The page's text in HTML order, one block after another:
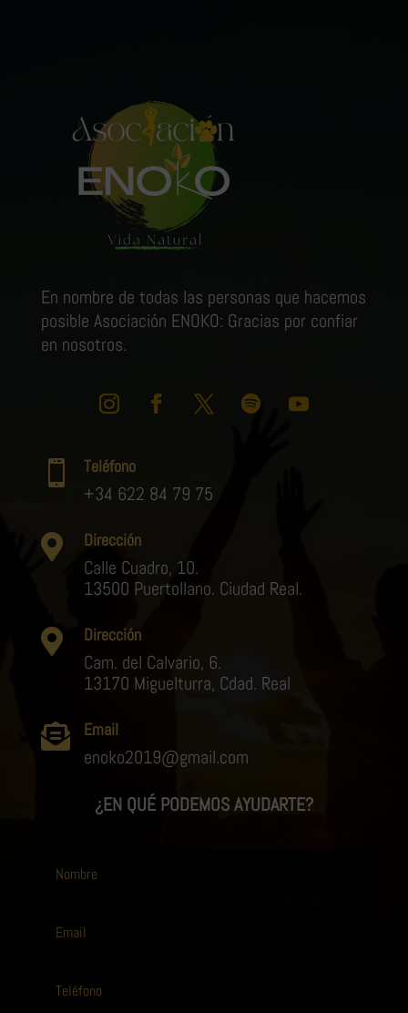
En nombre de todas las personas que hacemos
posible Asociación ENOKO: Gracias por confiar
en nosotros.
 Teléfono
+34 622 84 79 75
 Dirección
Calle Cuadro, 10.
13500 Puertollano. Ciudad Real.
 Dirección
Cam. del Calvario, 6.
13170 Miguelturra, Cdad. Real
 Email
enoko2019@gmail.com
¿EN QUÉ PODEMOS AYUDARTE?